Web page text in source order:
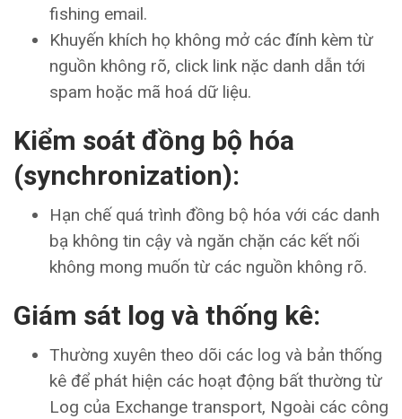
fishing email.
Khuyến khích họ không mở các đính kèm từ
nguồn không rõ, click link nặc danh dẫn tới
spam hoặc mã hoá dữ liệu.
Kiểm soát đồng bộ hóa
(synchronization):
Hạn chế quá trình đồng bộ hóa với các danh
bạ không tin cậy và ngăn chặn các kết nối
không mong muốn từ các nguồn không rõ.
Giám sát log và thống kê:
Thường xuyên theo dõi các log và bản thống
kê để phát hiện các hoạt động bất thường từ
Log của Exchange transport, Ngoài các công